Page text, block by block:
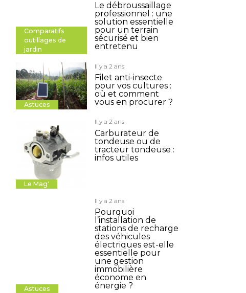
Comparatifs
outillages de
jardin
Le débroussaillage
professionnel : une
solution essentielle
pour un terrain
sécurisé et bien
entretenu
Astuces
Il y a 2 ans
Filet anti-insecte
pour vos cultures :
où et comment
vous en procurer ?
Le Mag'
Il y a 2 ans
Carburateur de
tondeuse ou de
tracteur tondeuse :
infos utiles
Astuces
Il y a 2 ans
Pourquoi
l’installation de
stations de recharge
des véhicules
électriques est-elle
essentielle pour
une gestion
immobilière
économe en
énergie ?